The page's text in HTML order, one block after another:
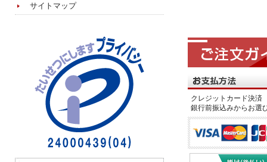
クレジットカード決
銀行前振込みからお選
サイトマップ